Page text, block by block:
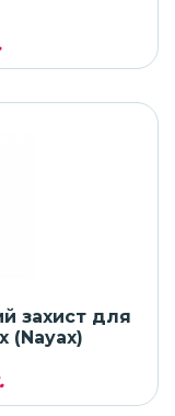
захист для
(Nayax)